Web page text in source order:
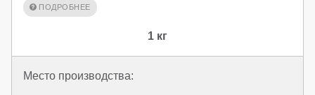
1 кг
Место производства: